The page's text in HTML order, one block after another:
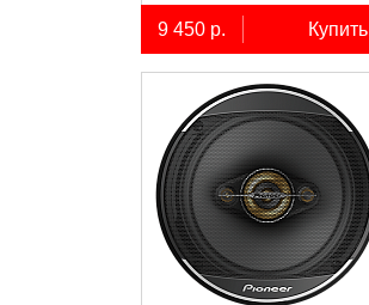
пятиполосные, 2 шт.
9 450 р. Купить